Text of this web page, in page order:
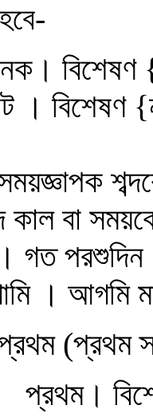
। বিশেষণ
। বিশেষণ
কাল বা
(প্রথম
।